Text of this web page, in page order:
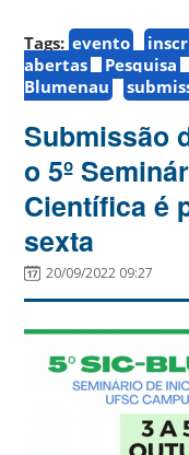
Tags: evento
abertas
Pesquisa
Blumenau
Submissão
o 5º
Científica é
sexta
20/09/2022 09:27